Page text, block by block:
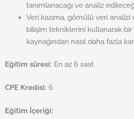
tanımlanacağı ve analiz
Veri kazıma, gömülü veri
bilişim tekniklerini kullanarak
kaynağından nasıl daha fazla
Eğitim süresi: En az 6 saat
CPE Kredisi: 6
Eğitim İçeriği: